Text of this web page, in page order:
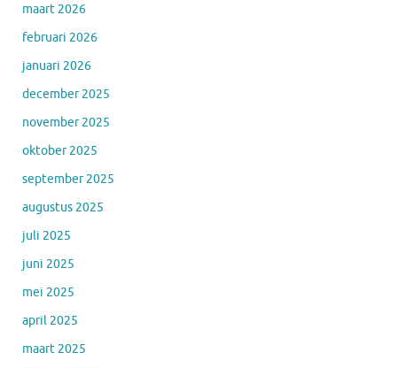
maart 2026
februari 2026
januari 2026
december 2025
november 2025
oktober 2025
september 2025
augustus 2025
juli 2025
juni 2025
mei 2025
april 2025
maart 2025